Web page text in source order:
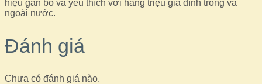
hiệu gắn bó và yêu thích với hàng triệu gia đình trong và
ngoài nước.
Đánh giá
Chưa có đánh giá nào.